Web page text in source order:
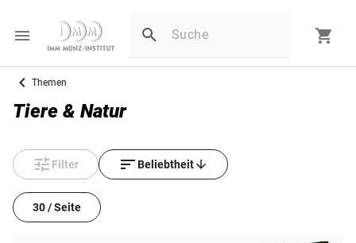
Themen
Tiere & Natur
Filter Beliebtheit
30 / Seite